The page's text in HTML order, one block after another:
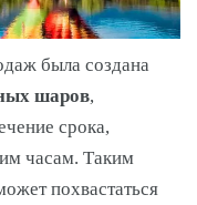
была создана
шаров,
срока,
часам. Таким
похвастаться